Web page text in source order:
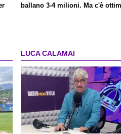
ballano 3-4 milioni. Ma c'è
LUCA CALAMAI